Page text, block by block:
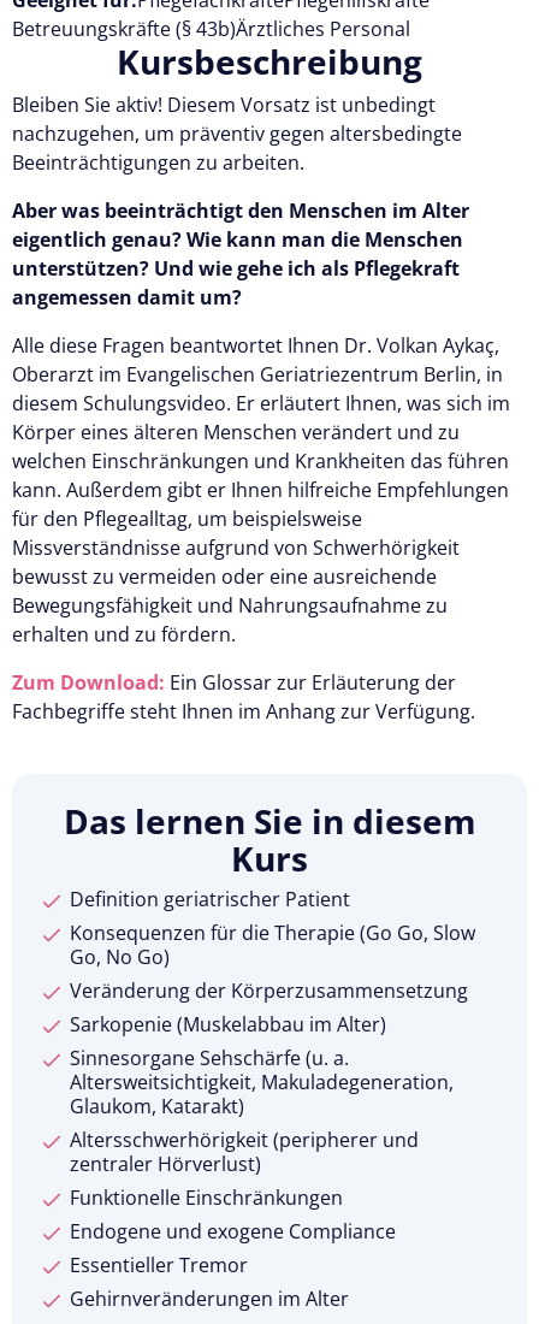
Betreuungskräfte (§ 43b)Ärztliches Personal
Kursbeschreibung
Bleiben Sie aktiv! Diesem Vorsatz ist unbedingt
nachzugehen, um präventiv gegen altersbedingte
Beeinträchtigungen zu arbeiten.
Aber was beeinträchtigt den Menschen im Alter
eigentlich genau? Wie kann man die Menschen
unterstützen? Und wie gehe ich als Pflegekraft
angemessen damit um?
Alle diese Fragen beantwortet Ihnen Dr. Volkan Aykaç,
Oberarzt im Evangelischen Geriatriezentrum Berlin, in
diesem Schulungsvideo. Er erläutert Ihnen, was sich im
Körper eines älteren Menschen verändert und zu
welchen Einschränkungen und Krankheiten das führen
kann. Außerdem gibt er Ihnen hilfreiche Empfehlungen
für den Pflegealltag, um beispielsweise
Missverständnisse aufgrund von Schwerhörigkeit
bewusst zu vermeiden oder eine ausreichende
Bewegungsfähigkeit und Nahrungsaufnahme zu
erhalten und zu fördern.
Zum Download: Ein Glossar zur Erläuterung der
Fachbegriffe steht Ihnen im Anhang zur Verfügung.
Das lernen Sie in diesem
Kurs
Definition geriatrischer Patient
Konsequenzen für die Therapie (Go Go, Slow
Go, No Go)
Veränderung der Körperzusammensetzung
Sarkopenie (Muskelabbau im Alter)
Sinnesorgane Sehschärfe (u. a.
Altersweitsichtigkeit, Makuladegeneration,
Glaukom, Katarakt)
Altersschwerhörigkeit (peripherer und
zentraler Hörverlust)
Funktionelle Einschränkungen
Endogene und exogene Compliance
Essentieller Tremor
Gehirnveränderungen im Alter